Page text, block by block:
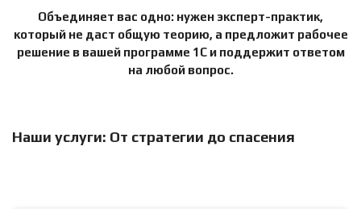
Объединяет вас одно: нужен эксперт-практик,
который не даст общую теорию, а предложит рабочее
решение в вашей программе 1С и поддержит ответом
на любой вопрос.
Наши услуги: От стратегии до спасения